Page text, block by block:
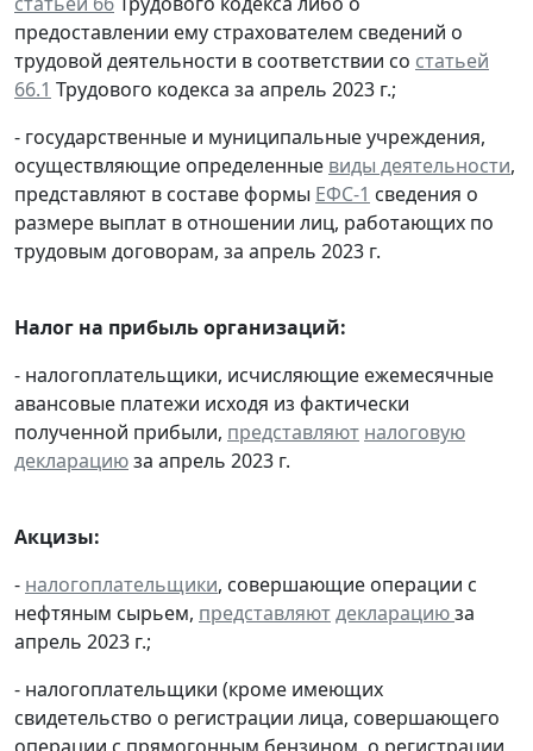
предоставлении ему страхователем сведений о
трудовой деятельности в соответствии со статьей
66.1 Трудового кодекса за апрель 2023 г.;
- государственные и муниципальные учреждения,
осуществляющие определенные виды деятельности,
представляют в составе формы ЕФС-1 сведения о
размере выплат в отношении лиц, работающих по
трудовым договорам, за апрель 2023 г.
Налог на прибыль организаций:
- налогоплательщики, исчисляющие ежемесячные
авансовые платежи исходя из фактически
полученной прибыли, представляют налоговую
декларациюза апрель 2023 г.
Акцизы:
- налогоплательщики, совершающие операции с
нефтяным сырьем, представляютдекларациюза
апрель 2023 г.;
- налогоплательщики (кроме имеющих
свидетельство о регистрации лица, совершающего